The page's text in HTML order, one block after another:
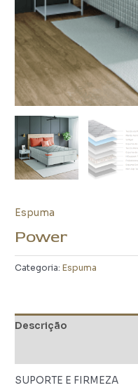
Espuma
Power
Categoria:Espuma
Descrição
SUPORTE E FIRMEZA